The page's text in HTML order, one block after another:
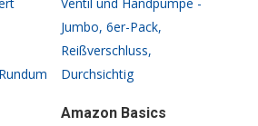
Amazon Basics